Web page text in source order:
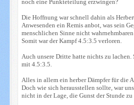
noch eine Punkteteilung erzwingen?
Die Hoffnung war schnell dahin als
Anwesenden ein Remis anbot, was sein
menschlichen Sinne nicht
Somit war der Kampf 4.5:3.5 verloren.
Auch unsere Dritte hatte nichts zu lachen.
mit 4.5:3.5.
Alles in allem ein herber Dämpfer für die
Doch wie sich herausstellen sollte, war
nicht in der Lage, die Gunst der Stunde